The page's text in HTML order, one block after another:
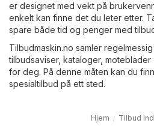
er designet med vekt på
enkelt kan finne det du leter etter.
spare både tid og penger med
Tilbudmaskin.no samler
tilbudsaviser, kataloger,
for deg. På denne måten kan du
spesialtilbud på ett sted.
Hjem Tilbud